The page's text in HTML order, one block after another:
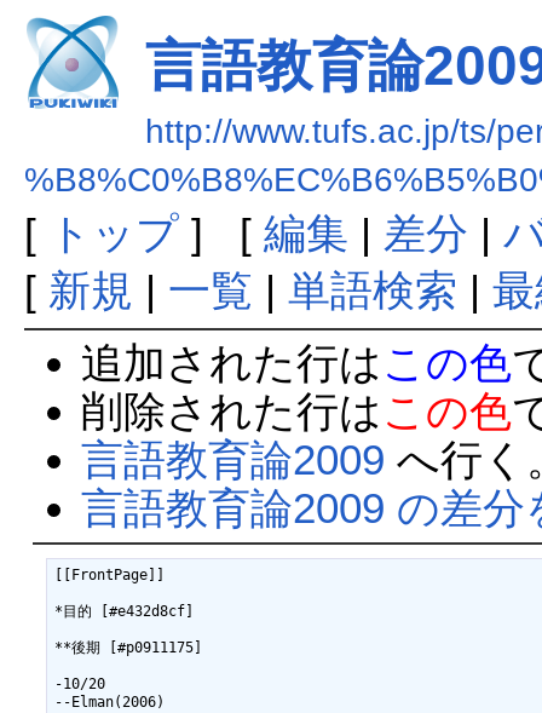
言語教育論
http://www.tufs.ac.jp/ts/
[ トップ] [ 編集 | 差分 |
[ 新規 | 一覧 | 単語検索 |
追加された行は この色
削除された行は この色
言語教育論2009 へ行く
言語教育論2009 の差分
[[FrontPage]]
*目的 [#e432d8cf]
**後期 [#p0911175]
-10/20
--Elman(2006)